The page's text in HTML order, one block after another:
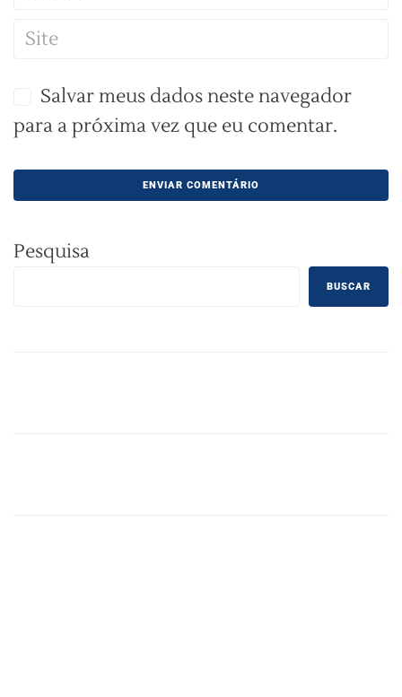
Salvar meus dados neste navegador
para a próxima vez que eu comentar.
Pesquisa
BUSCAR